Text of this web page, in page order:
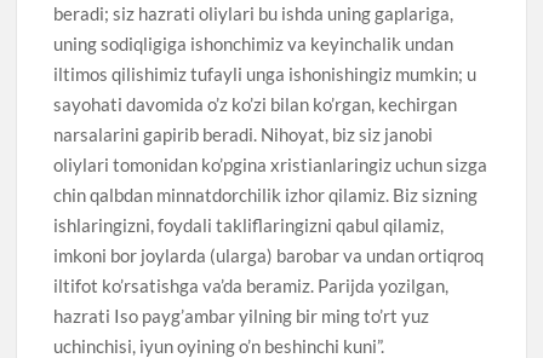
beradi; siz hazrati oliylari bu ishda uning gaplariga,
uning sodiqligiga ishonchimiz va keyinchalik undan
iltimos qilishimiz tufayli unga ishonishingiz mumkin; u
sayohati davomida o’z ko’zi bilan ko’rgan, kechirgan
narsalarini gapirib beradi. Nihoyat, biz siz janobi
oliylari tomonidan ko’pgina xristianlaringiz uchun sizga
chin qalbdan minnatdorchilik izhor qilamiz. Biz sizning
ishlaringizni, foydali takliflaringizni qabul qilamiz,
imkoni bor joylarda (ularga) barobar va undan ortiqroq
iltifot ko’rsatishga va’da beramiz. Parijda yozilgan,
hazrati Iso payg’ambar yilning bir ming to’rt yuz
uchinchisi, iyun oyining o’n beshinchi kuni”.